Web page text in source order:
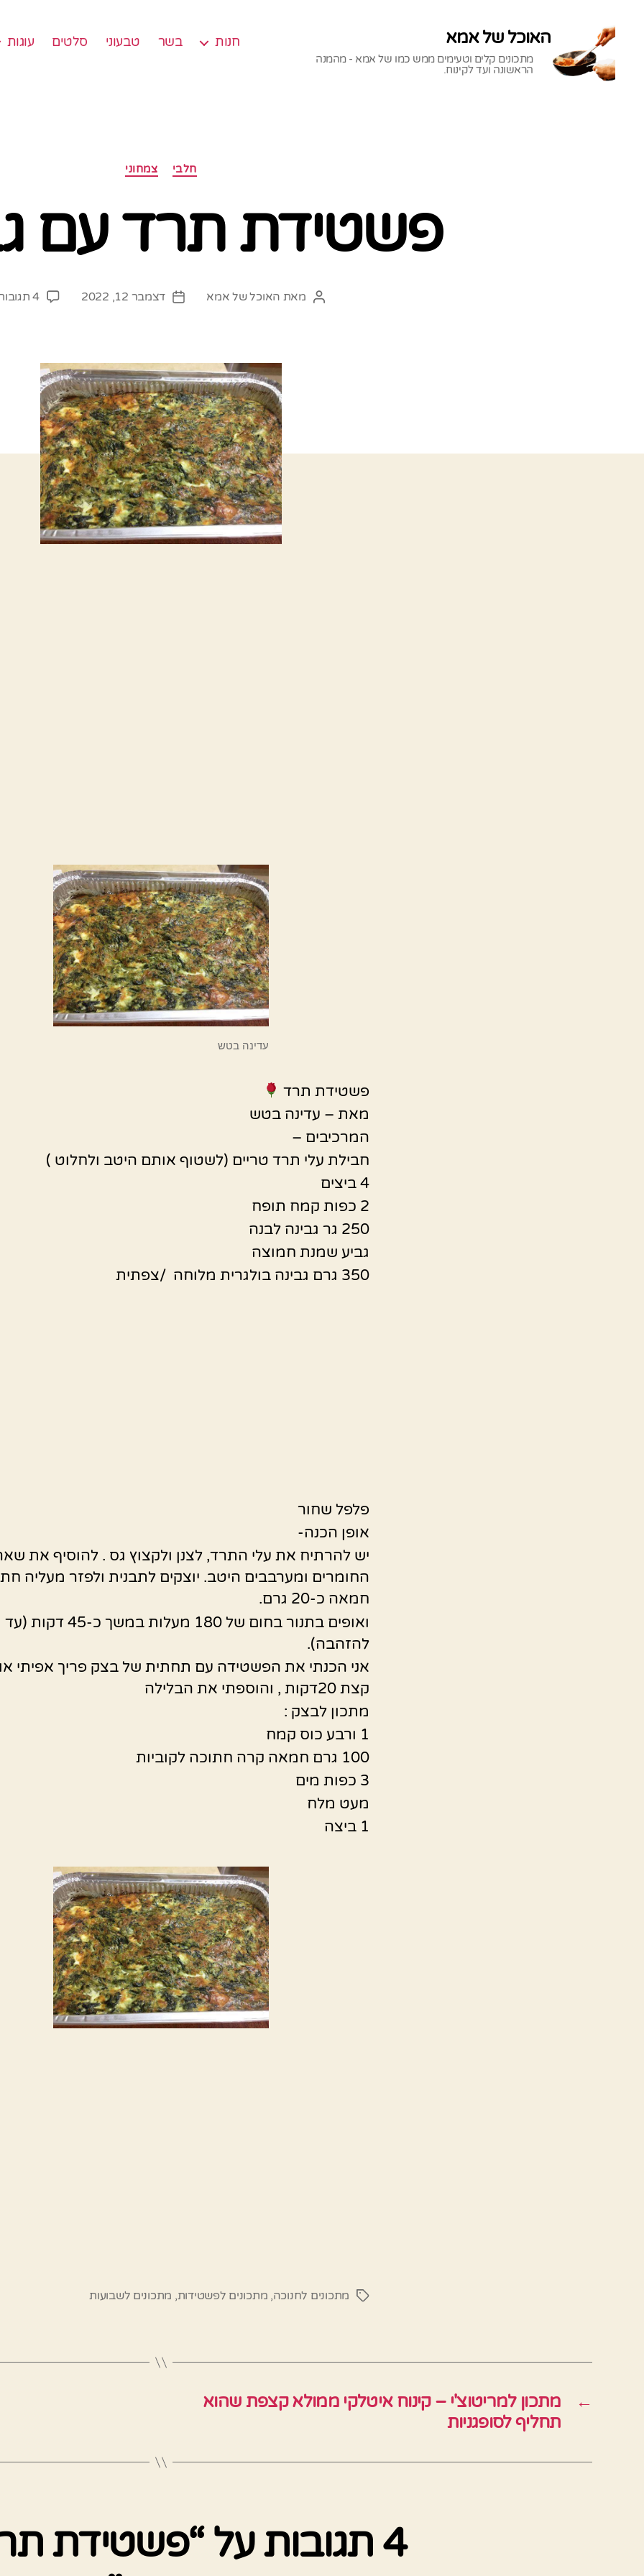
האוכל של אמא
מתכונים קלים וטעימים ממש כמו של אמא - מהמנה
הראשונה ועד לקינוח.
חנות בשר טבעוני סלטים עוגות
קטגוריות חלבי צמחוני
פשטידת תרד עם
המחבר
מאת האוכל של אמא
תאריךדצמבר 12, 2022 4 תגובות
עדינה בטש
פשטידת תרד
מאת – עדינה בטש
המרכיבים –
חבילת עלי תרד טריים (לשטוף אותם היטב ולחלוט )
4 ביצים
2 כפות קמח תופח
250 גר גבינה לבנה
גביע שמנת חמוצה
350 גרם גבינה בולגרית מלוחה /צפתית
פלפל שחור
אופן הכנה-
יש להרתיח את עלי התרד, לצנן ולקצוץ גס . להוסיף את
החומרים ומערבבים היטב. יוצקים לתבנית ולפזר מעליה
חמאה כ-20 גרם.
ואופים בתנור בחום של 180 מעלות במשך כ-45 דקות (עד
להזהבה).
אני הכנתי את הפשטידה עם תחתית של בצק פריך אפיתי
קצת 20דקות , והוספתי את הבלילה
מתכון לבצק :
1 ורבע כוס קמח
100 גרם חמאה קרה חתוכה לקוביות
3 כפות מים
מעט מלח
1 ביצה
תגיותמתכונים לחנוכה, מתכונים לפשטידות, מתכונים לשבועות
←
מתכון למריטוצ'י – קינוח איטלקי ממולא קצפת שהוא
תחליף לסופגניות
4 תגובות על “פשטידת